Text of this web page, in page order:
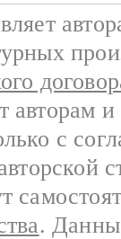
авторам
с
.